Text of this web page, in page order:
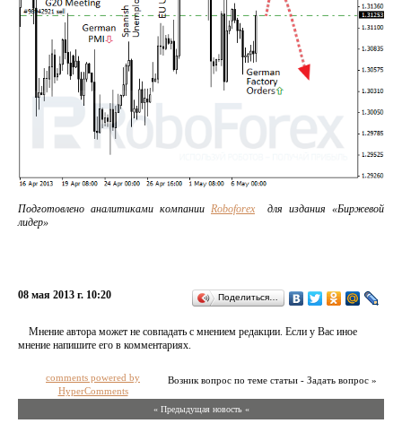
Подготовлено аналитиками компании Roboforex для издания «Биржевой
лидер»
08 мая 2013 г. 10:20 Поделиться…
Мнение автора может не совпадать с мнением редакции. Если у Вас иное
мнение напишите его в комментариях.
Возник вопрос по теме статьи - Задать вопрос »
comments powered by
HyperComments
« Предыдущая новость «